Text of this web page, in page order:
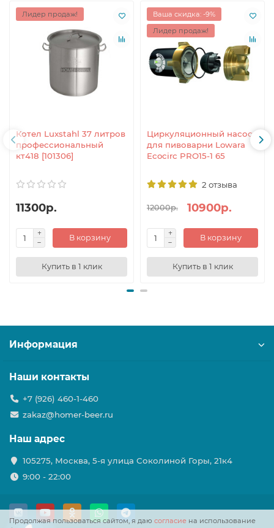
Лидер продаж!
Котел Luxstahl 37 литров
профессиональный
кт418 [101306]
11300р.
В корзину
Купить в 1 клик
Ваша скидка: -9%
Лидер продаж!
Циркуляционный насос
для пивоварни Lowara
Ecocirc PRO15-1 65
2 отзыва
12000р. 10900р.
В корзину
Купить в 1 клик
Продолжая пользоваться сайтом, я даю согласие на использование
Информация
Наши контакты
+7 (926) 460-1-460
zakaz@homer-beer.ru
Наш адрес
105275, Москва, 5-я улица Соколиной Горы, 21к4
9:00 - 22:00